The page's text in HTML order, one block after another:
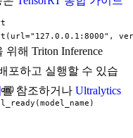
해 Triton Inference
포하고 실행할 수 있습
를 참조하거나 Ultralytics